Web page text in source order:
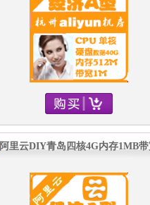
阿里云DIY青岛四核4G内存1MB